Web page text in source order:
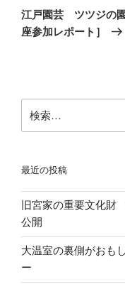
ー
シ
の
投
江戸園芸 ツツジの
座参加レポート］
索:
最近の投稿
旧宮家の重要文化
公開
大温室の裏側がおも
ー